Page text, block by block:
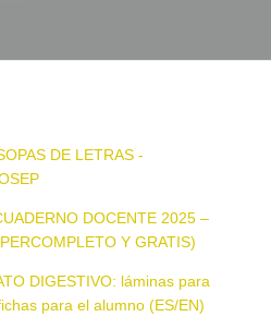
DE LETRAS -
DOCENTE 2025 –
Y GRATIS)
DIGESTIVO: láminas para
para el alumno (ES/EN)